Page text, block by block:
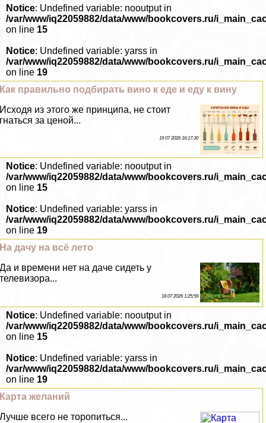
Notice: Undefined variable: nooutput in
/var/www/iq22059882/data/www/bookcovers.ru/
on line 15
Notice: Undefined variable: yarss in
/var/www/iq22059882/data/www/bookcovers.ru/
on line 19
Как правильно подбирать вино к еде и еду к вину
Исходя из этого же принципа, не стоит
гнаться за ценой...
19 07 2026 16:17:30
Notice: Undefined variable: nooutput in
/var/www/iq22059882/data/www/bookcovers.ru/
on line 15
Notice: Undefined variable: yarss in
/var/www/iq22059882/data/www/bookcovers.ru/
on line 19
На дачу на всё лето
Да и времени нет на даче сидеть у
телевизора...
18 07 2026 1:25:59
Notice: Undefined variable: nooutput in
/var/www/iq22059882/data/www/bookcovers.ru/
on line 15
Notice: Undefined variable: yarss in
/var/www/iq22059882/data/www/bookcovers.ru/
on line 19
Карта желаний
Лучше всего не торопиться...